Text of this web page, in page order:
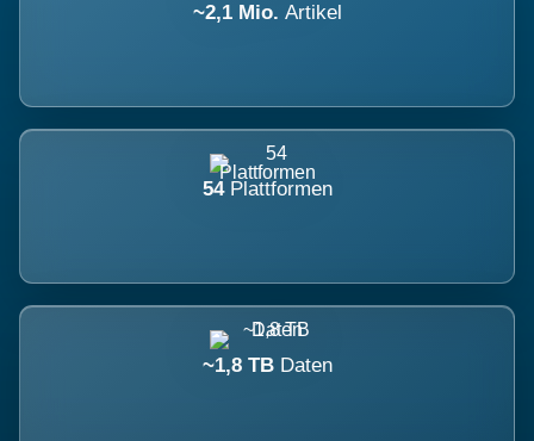
~2,1 Mio. Artikel
54 Plattformen
~1,8 TB Daten